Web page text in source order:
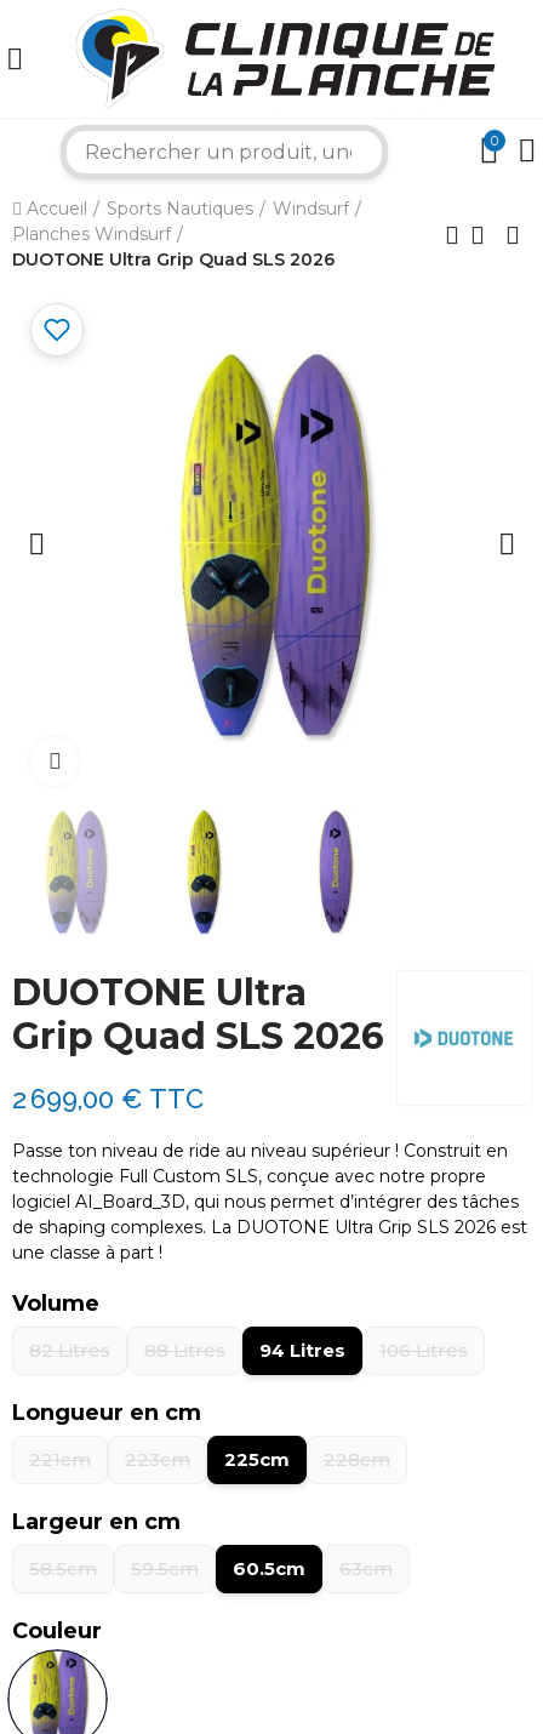
0
Accueil Sports Nautiques
Windsurf
Planches Windsurf
DUOTONE Ultra Grip Quad SLS 2026
DUOTONE Ultra
Grip Quad SLS 2026
2 699,00 € TTC
Passe ton niveau de ride au niveau supérieur ! Construit en
technologie Full Custom SLS, conçue avec notre propre
logiciel AI_Board_3D, qui nous permet d’intégrer des tâches
de shaping complexes. La DUOTONE Ultra Grip SLS 2026 est
une classe à part !
Volume
82 Litres 88 Litres 94 Litres 106 Litres
Longueur en cm
221cm 223cm 225cm 228cm
Largeur en cm
58.5cm 59.5cm 60.5cm 63cm
Couleur
Comment puis-je vous aider aujourd'hui ?